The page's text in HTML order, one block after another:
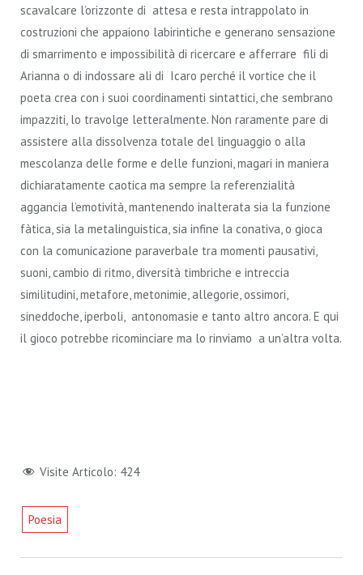
scavalcare l’orizzonte di attesa e resta intrappolato in
costruzioni che appaiono labirintiche e generano sensazione
di smarrimento e impossibilità di ricercare e afferrare fili di
Arianna o di indossare ali di Icaro perché il vortice che il
poeta crea con i suoi coordinamenti sintattici, che sembrano
impazziti, lo travolge letteralmente. Non raramente pare di
assistere alla dissolvenza totale del linguaggio o alla
mescolanza delle forme e delle funzioni, magari in maniera
dichiaratamente caotica ma sempre la referenzialità
aggancia l’emotività, mantenendo inalterata sia la funzione
fàtica, sia la metalinguistica, sia infine la conativa, o gioca
con la comunicazione paraverbale tra momenti pausativi,
suoni, cambio di ritmo, diversità timbriche e intreccia
similitudini, metafore, metonimie, allegorie, ossimori,
sineddoche, iperboli, antonomasie e tanto altro ancora. E qui
il gioco potrebbe ricominciare ma lo rinviamo a un’altra volta.
Visite Articolo: 424
Poesia